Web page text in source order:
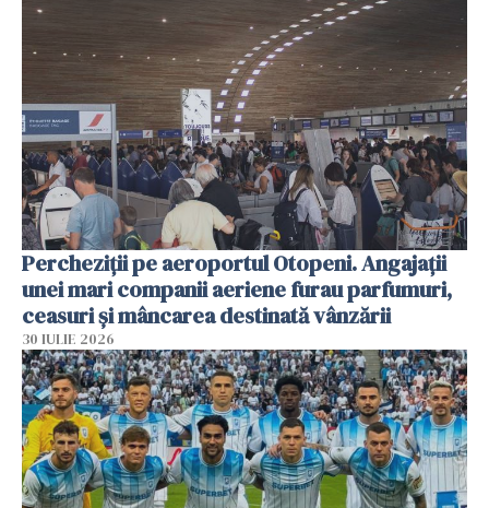
Percheziții pe aeroportul Otopeni. Angajații
unei mari companii aeriene furau parfumuri,
ceasuri și mâncarea destinată vânzării
30 IULIE 2026